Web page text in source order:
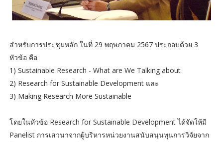
สำหรับการประชุมหลัก ในที่ 29 พฤษภาคม 2567 ประกอบด้วย 3
หัวข้อ คือ
1) Sustainable Research - What are We Talking about
2) Research for Sustainable Development และ
3) Making Research More Sustainable
โดยในหัวข้อ Research for Sustainable Development ได้จัดให้มี
Panelist การเสวนาจากผู้บริหารหน่วยงานสนับสนุนทุนการวิจัยจาก